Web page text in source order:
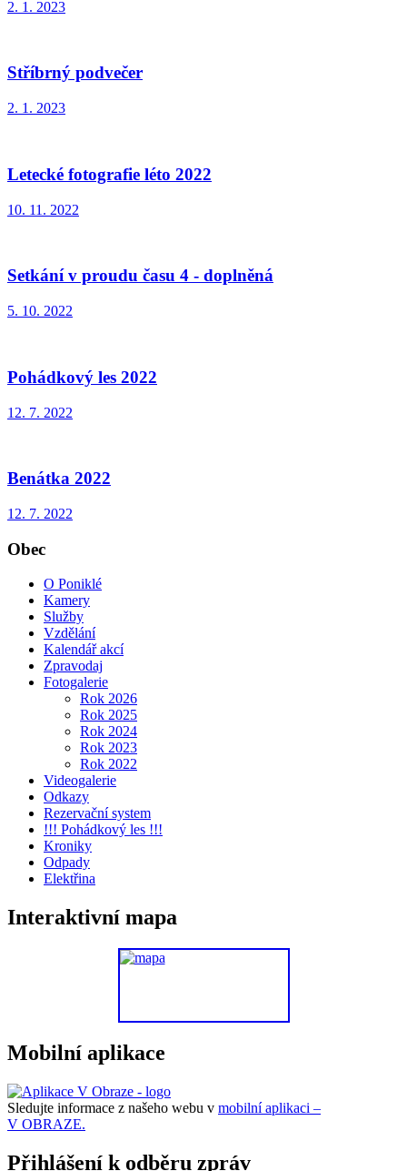
2. 1. 2023
Stříbrný podvečer
2. 1. 2023
Letecké fotografie léto 2022
10. 11. 2022
Setkání v proudu času 4 - doplněná
5. 10. 2022
Pohádkový les 2022
12. 7. 2022
Benátka 2022
12. 7. 2022
Obec
O Poniklé
Kamery
Služby
Vzdělání
Kalendář akcí
Zpravodaj
Fotogalerie
Rok 2026
Rok 2025
Rok 2024
Rok 2023
Rok 2022
Videogalerie
Odkazy
Rezervační system
!!! Pohádkový les !!!
Kroniky
Odpady
Elektřina
Interaktivní mapa
Mobilní aplikace
Sledujte informace z našeho webu v mobilní aplikaci –
V OBRAZE.
Přihlášení k odběru zpráv